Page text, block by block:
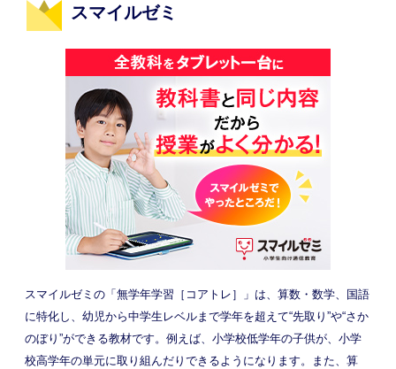
スマイルゼミ
スマイルゼミの「無学年学習［コアトレ］」は、算数・数学、国語
に特化し、幼児から中学生レベルまで学年を超えて“先取り”や“さか
のぼり”ができる教材です。例えば、小学校低学年の子供が、小学
校高学年の単元に取り組んだりできるようになります。また、算